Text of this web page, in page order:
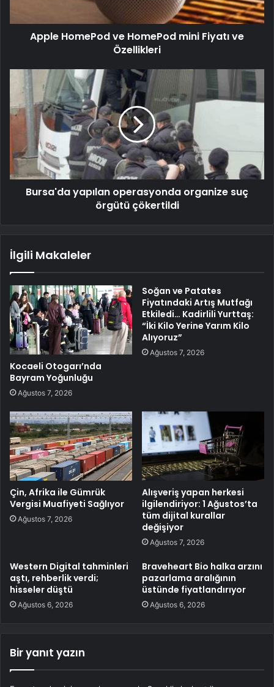
Apple HomePod ve HomePod mini Fiyatı ve
Özellikleri
Bursa'da yapılan operasyonda organize suç
örgütü çökertildi
İlgili Makaleler
Kocaeli Otogarı’nda
Bayram Yoğunluğu
Ağustos 7, 2026
Soğan ve Patates
Fiyatındaki Artış Mutfağı
Etkiledi… Kadirlili Yurttaş:
“İki Kilo Yerine Yarım Kilo
Alıyoruz”
Ağustos 7, 2026
Çin, Afrika ile Gümrük
Vergisi Muafiyeti Sağlıyor
Ağustos 7, 2026
Alışveriş yapan herkesi
ilgilendiriyor: 1 Ağustos’ta
tüm dijital kurallar
değişiyor
Ağustos 7, 2026
Western Digital tahminleri
aştı, rehberlik verdi;
hisseler düştü
Ağustos 6, 2026
Braveheart Bio halka arzını
pazarlama aralığının
üstünde fiyatlandırıyor
Ağustos 6, 2026
Bir yanıt yazın